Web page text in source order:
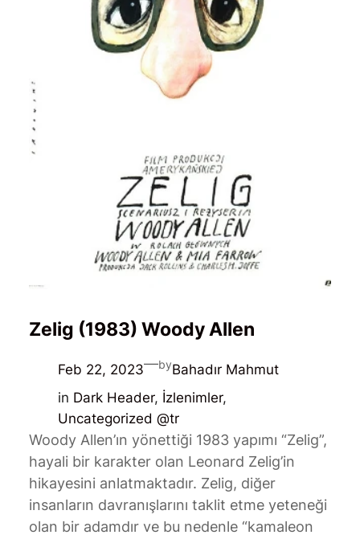
Zelig (1983) Woody Allen
Feb 22, 2023—byBahadır Mahmut
in Dark Header, İzlenimler
Uncategorized @tr
Woody Allen’ın yönettiği 1983 yapımı “Zelig”,
hayali bir karakter olan Leonard Zelig’in
hikayesini anlatmaktadır. Zelig, diğer
insanların davranışlarını taklit etme yeteneği
olan bir adamdır ve bu nedenle “kamaleon